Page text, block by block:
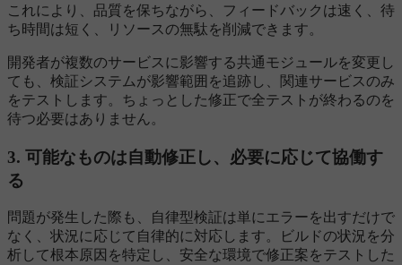
これにより、品質を保ちながら、フィードバックは速く、待
ち時間は短く、リソースの無駄を削減できます。
開発者が複数のサービスに影響する共通モジュールを変更し
ても、検証システムが影響範囲を追跡し、関連サービスのみ
をテストします。ちょっとした修正で全テストが終わるのを
待つ必要はありません。
3. 可能なものは自動修正し、必要に応じて協働す
る
問題が発生した際も、自律型検証は単にエラーを出すだけで
なく、状況に応じて自律的に対応します。ビルドの状況を分
析して根本原因を特定し、安全な環境で修正案をテストした